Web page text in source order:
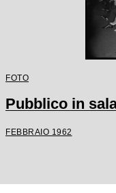
FOTO
Pubblico in
FEBBRAIO 1962